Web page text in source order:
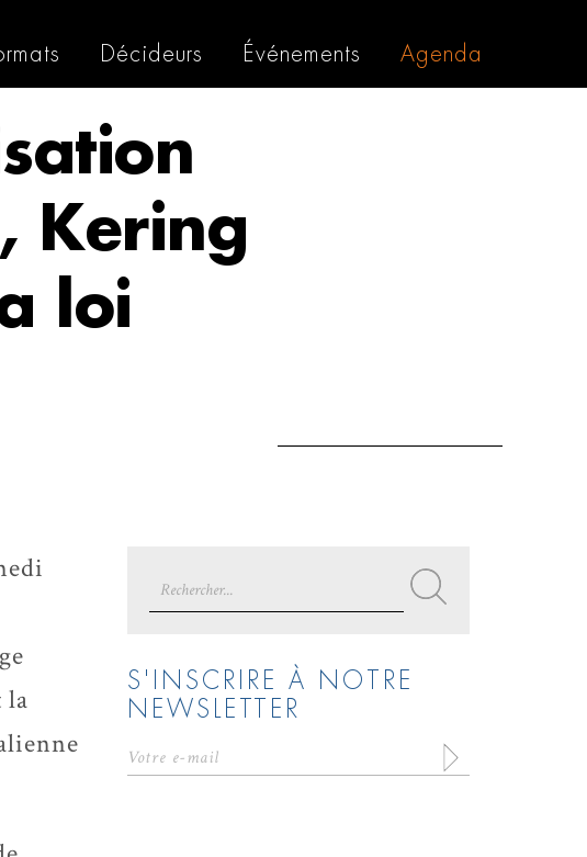
Décideurs Événements Agenda
Kering
loi
la
for:
S'INSCRIRE À NOTRE
NEWSLETTER